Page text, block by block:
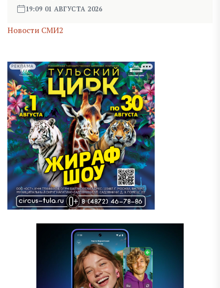
19:09 01 АВГУСТА 2026
Новости СМИ2
РЕКЛАМА